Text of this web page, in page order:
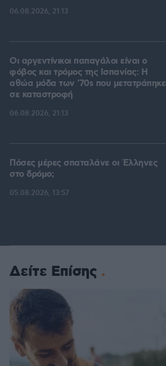
06.08.2026, 21:13
Οι αργεντίνικοι παπαγάλοι είναι ο
φόβος και τρόμος της Ισπανίας: Η
αθώα μόδα των '70s που μετατράπηκε
σε καταστροφή
06.08.2026, 21:13
Πόσες μέρες σπαταλάνε οι Έλληνες
στο δρόμο;
05.08.2026, 13:57
Δείτε Επίσης